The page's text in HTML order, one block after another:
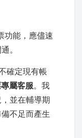
功能，應儘速
。
確定現有帳
屬客服。我
並在輔導期
不足而產生